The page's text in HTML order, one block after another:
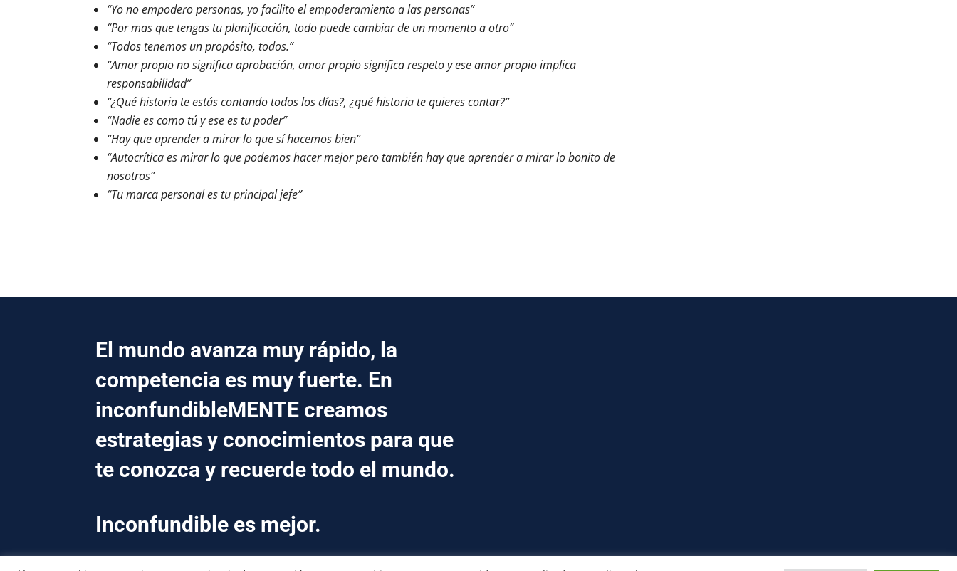
“Yo no empodero personas, yo facilito el empoderamiento a las personas”
“Por mas que tengas tu planificación, todo puede cambiar de un momento a otro”
“Todos tenemos un propósito, todos.”
“Amor propio no significa aprobación, amor propio significa respeto y ese amor propio implica
responsabilidad”
“¿Qué historia te estás contando todos los días?, ¿qué historia te quieres contar?”
“Nadie es como tú y ese es tu poder”
“Hay que aprender a mirar lo que sí hacemos bien”
“Autocrítica es mirar lo que podemos hacer mejor pero también hay que aprender a mirar lo bonito de
nosotros”
“Tu marca personal es tu principal jefe”
El mundo avanza muy rápido, la
competencia es muy fuerte. En
inconfundibleMENTE creamos
estrategias y conocimientos para que
te conozca y recuerde todo el mundo.
Inconfundible es mejor.